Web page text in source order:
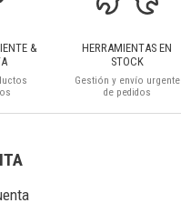
&
HERRAMIENTAS EN
STOCK
Gestión y envío urgente
de pedidos